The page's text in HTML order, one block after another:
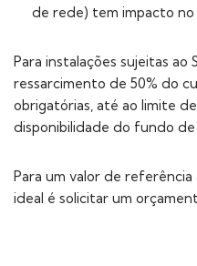
de rede) tem impacto no
Para instalações sujeitas ao
ressarcimento de 50% do
obrigatórias, até ao limite
disponibilidade do fundo
Para um valor de referência
ideal é solicitar um